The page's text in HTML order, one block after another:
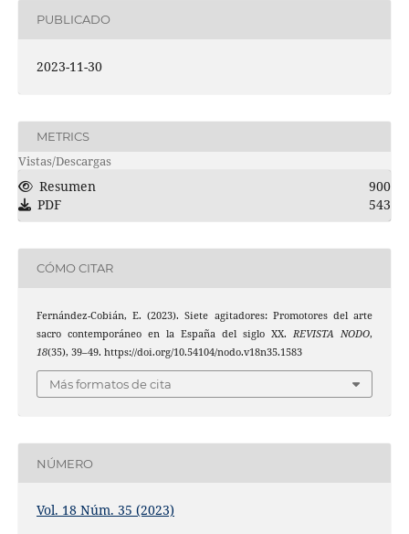
PUBLICADO
2023-11-30
METRICS
Vistas/Descargas
Resumen
900
PDF
543
CÓMO CITAR
Fernández-Cobián, E. (2023). Siete agitadores: Promotores del arte
sacro contemporáneo en la España del siglo XX.REVISTA NODO,
18(35), 39–49. https://doi.org/10.54104/nodo.v18n35.1583
Más formatos de cita
NÚMERO
Vol. 18 Núm. 35 (2023)